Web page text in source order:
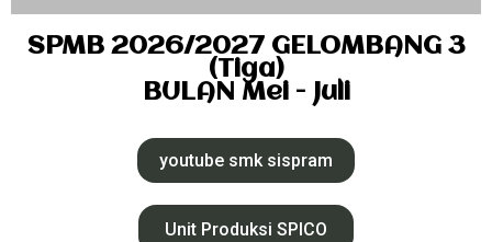
SPMB 2026/2027 GELOMBANG 3
(Tiga)
BULAN Mei - Juli
youtube smk sispram
Unit Produksi SPICO